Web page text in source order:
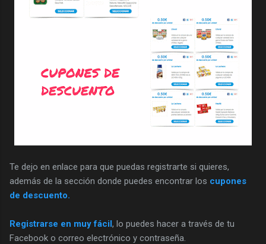
Te dejo en enlace para que puedas registrarte si quieres,
además de la sección donde puedes encontrar los cupones
de descuento.
Registrarse en muy fácil, lo puedes hacer a través de tu
Facebook o correo electrónico y contraseña.